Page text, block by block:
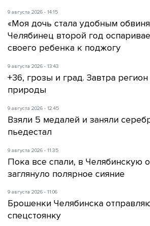
9 августа 2026 - 14:15
«Моя дочь стала удобным
Челябинец второй год
своего ребенка к поджогу
9 августа 2026 - 13:43
+36, грозы и град. Завтра
природы
9 августа 2026 - 12:45
Взяли 5 медалей и заняли
пьедестал
9 августа 2026 - 11:35
Пока все спали, в Челябинскую
заглянуло полярное сияние
9 августа 2026 - 11:06
Брошенки Челябинска
спецстоянку